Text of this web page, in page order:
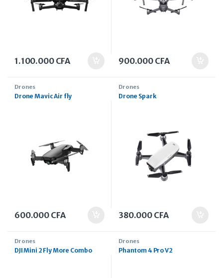
1.100.000 CFA 900.000 CFA
Drones
Drone Mavic Air fly
600.000 CFA
Drones
Drone Spark
380.000 CFA
Drones
DJI Mini 2 Fly More Combo
Drones
Phantom 4 Pro V2